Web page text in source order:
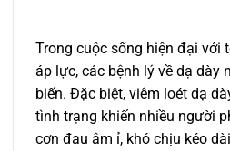
Trong cuộc sống hiện đại với
áp lực, các bệnh lý về dạ dày
biến. Đặc biệt, viêm loét dạ
tình trạng khiến nhiều người
cơn đau âm ỉ, khó chịu kéo